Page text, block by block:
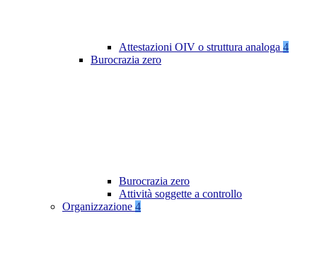
Attestazioni OIV o struttura analoga 4
Burocrazia zero
Burocrazia zero
Attività soggette a controllo
Organizzazione 4